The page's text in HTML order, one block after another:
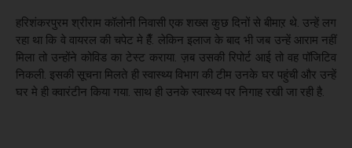
हरिशंकरपुरम श्रीराम कॉलोनी निवासी एक शख्स कुछ दिनों से बीमाऱ थे. उन्हें लग
रहा था कि वे वायरल की चपेट मे हैँ. लेकिन इलाज के बाद भी जब उन्हें आराम नहीं
मिला तो उन्होंने कोविड का टेस्ट कराया. ज़ब उसकी रिपोर्ट आई तो वह पॉजिटिव
निकली. इसकी सूचना मिलते ही स्वास्थ्य विभाग की टीम उनके घर पहुंची और उन्हें
घर मे ही क्वारंटीन किया गया. साथ ही उनके स्वास्थ्य पर निगाह रखी जा रही है.